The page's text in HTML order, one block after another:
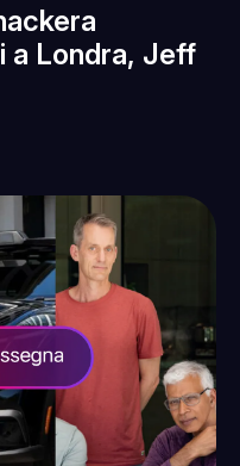
a Londra, Jeff